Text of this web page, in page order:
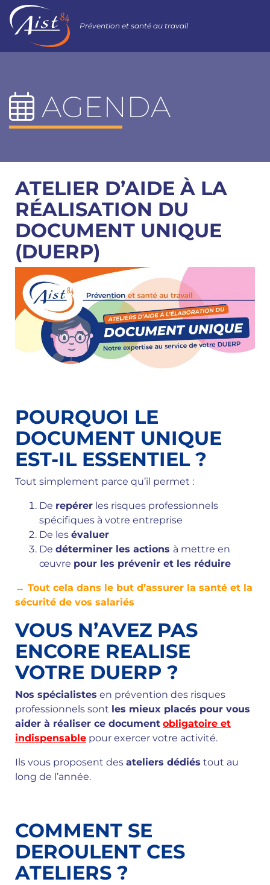
Prévention et santé au travail
AGENDA
ATELIER D’AIDE À LA
RÉALISATION DU
DOCUMENT UNIQUE
(DUERP)
POURQUOI LE
DOCUMENT UNIQUE
EST-IL ESSENTIEL ?
Tout simplement parce qu’il permet :
De repérer les risques professionnels
spécifiques à votre entreprise
De les évaluer
De déterminer les actions à mettre en
œuvre pour les prévenir et les réduire
→ Tout cela dans le but d’assurer la santé et la
sécurité de vos salariés
VOUS N’AVEZ PAS
ENCORE REALISE
VOTRE DUERP ?
Nos spécialistes en prévention des risques
professionnels sont les mieux placés pour vous
aider à réaliser ce document obligatoire et
indispensable pour exercer votre activité.
Ils vous proposent des ateliers dédiés tout au
long de l’année.
COMMENT SE
DEROULENT CES
ATELIERS ?